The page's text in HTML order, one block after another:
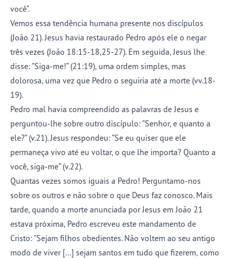
você”.
Vemos essa tendência humana presente nos discípulos
(João 21). Jesus havia restaurado Pedro após ele o negar
três vezes (João 18:15-18,25-27). Em seguida, Jesus lhe
disse: “Siga-me!” (21:19), uma ordem simples, mas
dolorosa, uma vez que Pedro o seguiria até a morte (vv.18-
19).
Pedro mal havia compreendido as palavras de Jesus e
perguntou-lhe sobre outro discípulo: “Senhor, e quanto a
ele?” (v.21). Jesus respondeu: “Se eu quiser que ele
permaneça vivo até eu voltar, o que lhe importa? Quanto a
você, siga-me” (v.22).
Quantas vezes somos iguais a Pedro! Perguntamo-nos
sobre os outros e não sobre o que Deus faz conosco. Mais
tarde, quando a morte anunciada por Jesus em João 21
estava próxima, Pedro escreveu este mandamento de
Cristo: “Sejam filhos obedientes. Não voltem ao seu antigo
modo de viver […] sejam santos em tudo que fizerem, como